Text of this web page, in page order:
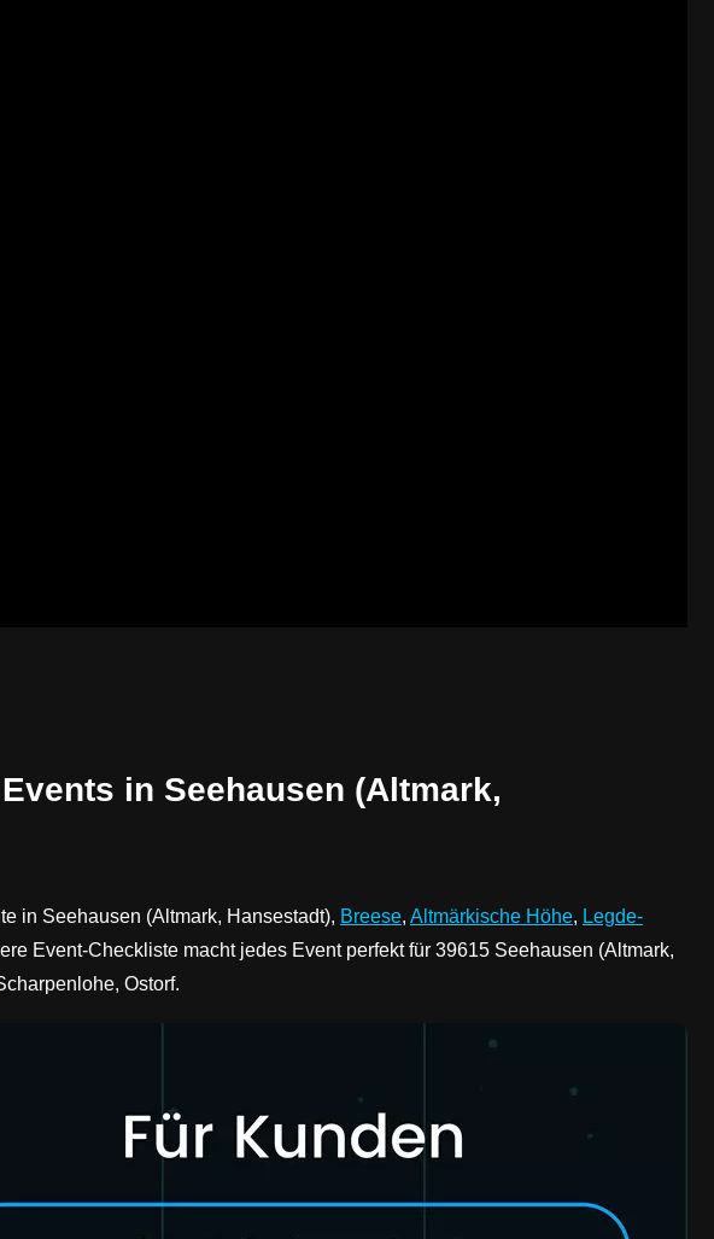
in Seehausen (Altmark,
in Seehausen (Altmark, Hansestadt), Breese, Altmärkische Höhe, Legde-
Event-Checkliste macht jedes Event perfekt für 39615 Seehausen (Altmark,
Ostorf.